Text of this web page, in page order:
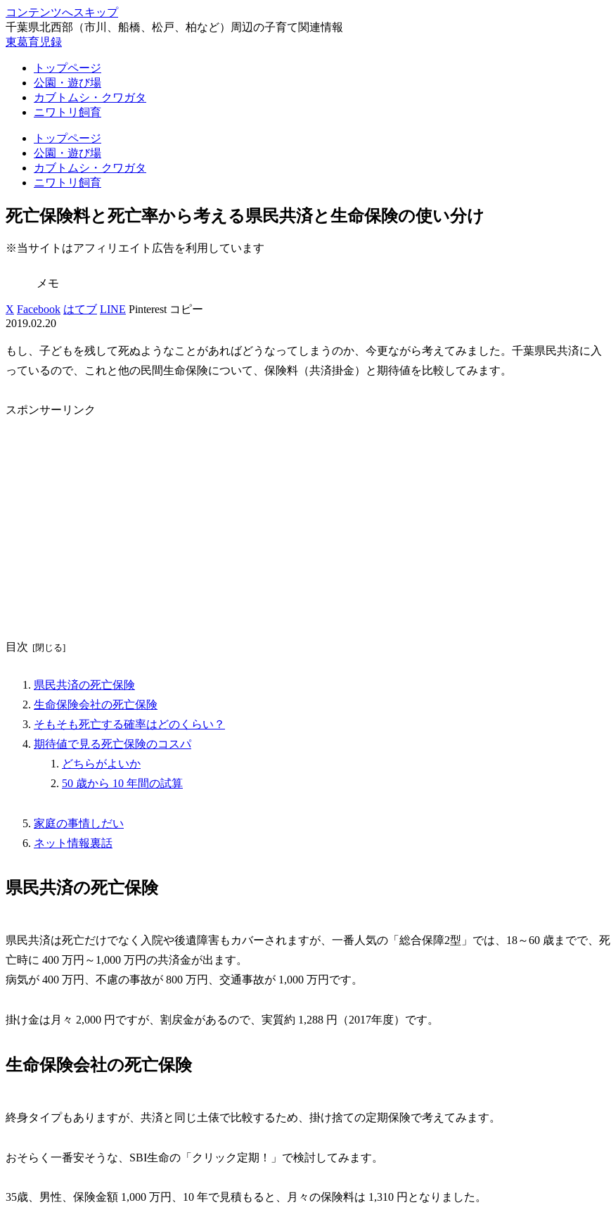
コンテンツへスキップ
千葉県北西部（市川、船橋、松戸、柏など）周辺の子育て関連情報
東葛育児録
トップページ
公園・遊び場
カブトムシ・クワガタ
ニワトリ飼育
トップページ
公園・遊び場
カブトムシ・クワガタ
ニワトリ飼育
死亡保険料と死亡率から考える県民共済と生命保険の使い分け
※当サイトはアフィリエイト広告を利用しています
メモ
X Facebook はてブ LINE Pinterest コピー
2019.02.20
もし、子どもを残して死ぬようなことがあればどうなってしまうのか、今更ながら考えてみました。千葉県民共済に入
っているので、これと他の民間生命保険について、保険料（共済掛金）と期待値を比較してみます。
スポンサーリンク
目次
県民共済の死亡保険
生命保険会社の死亡保険
そもそも死亡する確率はどのくらい？
期待値で見る死亡保険のコスパ
どちらがよいか
50 歳から 10 年間の試算
家庭の事情しだい
ネット情報裏話
県民共済の死亡保険
県民共済は死亡だけでなく入院や後遺障害もカバーされますが、一番人気の「総合保障2型」では、18～60 歳までで、死
亡時に 400 万円～1,000 万円の共済金が出ます。
病気が 400 万円、不慮の事故が 800 万円、交通事故が 1,000 万円です。
掛け金は月々 2,000 円ですが、割戻金があるので、実質約 1,288 円（2017年度）です。
生命保険会社の死亡保険
終身タイプもありますが、共済と同じ土俵で比較するため、掛け捨ての定期保険で考えてみます。
おそらく一番安そうな、SBI生命の「クリック定期！」で検討してみます。
35歳、男性、保険金額 1,000 万円、10 年で見積もると、月々の保険料は 1,310 円となりました。